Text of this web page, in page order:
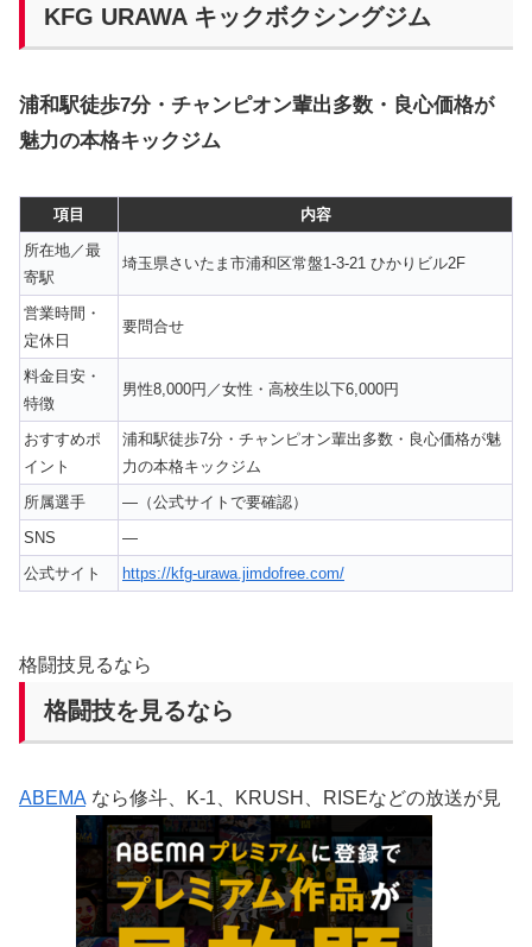
KFG URAWA キックボクシングジム
浦和駅徒歩7分・チャンピオン輩出多数・良心価格が
魅力の本格キックジム
項目
内容
所在地／最
寄駅
埼玉県さいたま市浦和区常盤1-3-21 ひかりビル2F
営業時間・
定休日
要問合せ
料金目安・
特徴
男性8,000円／女性・高校生以下6,000円
おすすめポ
イント
浦和駅徒歩7分・チャンピオン輩出多数・良心価格が魅
力の本格キックジム
所属選手
—（公式サイトで要確認）
SNS
—
公式サイト
https://kfg-urawa.jimdofree.com/
格闘技見るなら
格闘技を見るなら
ABEMA なら修斗、K-1、KRUSH、RISEなどの放送が見